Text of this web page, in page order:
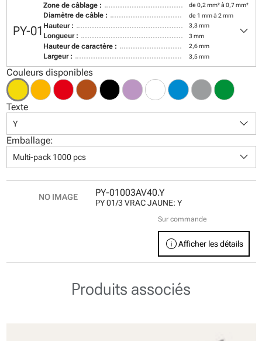
PY-01
Zone de câblage : de 0,2 mm² à 0,7 mm²
Diamètre de câble : de 1 mm à 2 mm
Hauteur : 3,3 mm
Longueur : 3 mm
Hauteur de caractère : 2,6 mm
Largeur : 3,5 mm
keyboard_arrow_down
Couleurs disponibles
Texte
Y keyboard_arrow_down
Emballage:
Multi-pack 1000 pcs keyboard_arrow_down
PY-01003AV40.Y
PY 01/3 VRAC JAUNE: Y
Sur commande
infoAfficher les détails
Produits associés